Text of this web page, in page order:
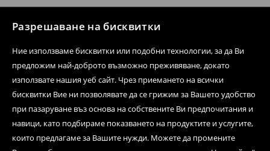
Разрешаване на бисквитки
Ние използваме бисквитки или подобни технологии, за да Ви
предложим най-доброто възможно преживяване, докато
използвате нашия уеб сайт. Чрез приемането на всички
бисквитки Вие ни позволявате да се грижим за Вашето удобство
при пазаруване въз основа на собствените Ви предпочитания и
навици, като подбираме показването на продуктите и услугите,
които предлагаме за Вашите нужди. Можете да промените
Свържете се с нас
Форма за контакти
Последвай ни
Помощен център